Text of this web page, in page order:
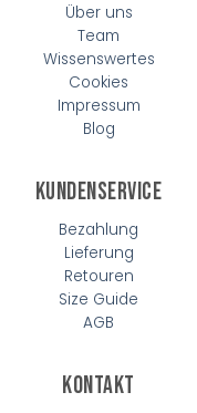
Über uns
Team
Wissenswertes
Cookies
Impressum
Blog
Kundenservice
Bezahlung
Lieferung
Retouren
Size Guide
AGB
Kontakt